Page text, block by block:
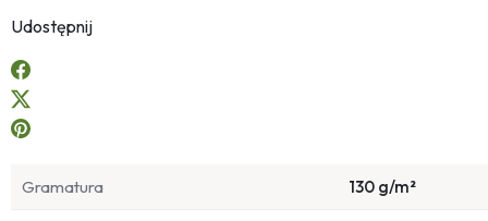
Udostępnij
Gramatura 130 g/m²